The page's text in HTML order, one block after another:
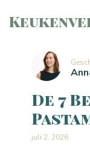
De 7
juli 2, 2026